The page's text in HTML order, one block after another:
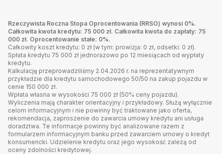
Rzeczywista Roczna Stopa Oprocentowania (RRSO) wynosi 0%.
Całkowita kwota kredytu: 75 000 zł. Całkowita kwota do zapłaty: 75
000 zł. Oprocentowanie stałe: 0%.
Całkowity koszt kredytu: 0 zł (w tym: prowizja: 0 zł, odsetki: 0 zł).
Spłata kredytu 75 000 zł jednorazowo po 12 miesiącach od wypłaty
kredytu.
Kalkulację przeprowadziliśmy 2.04.2026 r. na reprezentatywnym
przykładzie dla kredytu samochodowego 50/50 na zakup pojazdu w
cenie 150 000 zł.
Wpłata własna w wysokości 75 000 zł (50% ceny pojazdu).
Wyliczenia mają charakter orientacyjny i przykładowy. Służą wyłącznie
celom informacyjnym i nie powinny być traktowane jako oferta,
rekomendacja, zaproszenie do zawarcia umowy kredytu ani usługa
doradztwa. Te informacje powinny być analizowane razem z
formularzem informacyjnym banku przed zawarciem umowy o kredyt
konsumencki. Udzielenie kredytu oraz jego wysokość zależą od
oceny zdolności kredytowej.